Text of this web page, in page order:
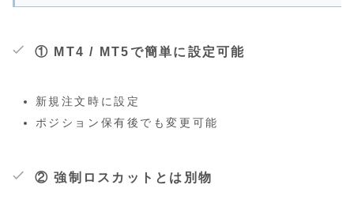
① MT4 / MT5で簡単に設定可能
新規注文時に設定
ポジション保有後でも変更可能
② 強制ロスカットとは別物